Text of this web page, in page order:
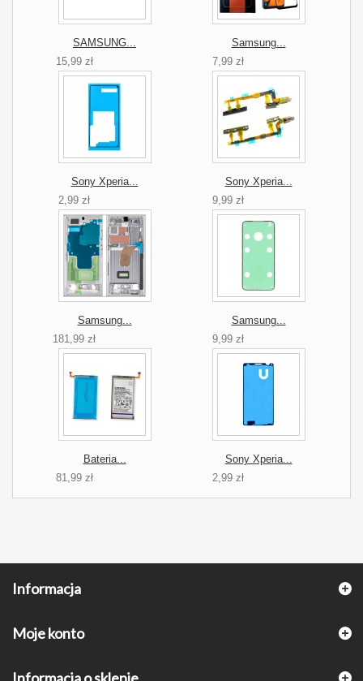
SAMSUNG...
15,99 zł
Samsung...
7,99 zł
Sony Xperia...
2,99 zł
Sony Xperia...
9,99 zł
Samsung...
181,99 zł
Samsung...
9,99 zł
Bateria...
81,99 zł
Sony Xperia...
2,99 zł
Informacja
Moje konto